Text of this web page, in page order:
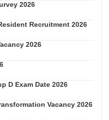
2026
Recruitment 2026
2026
D Exam Date 2026
Vacancy 2026